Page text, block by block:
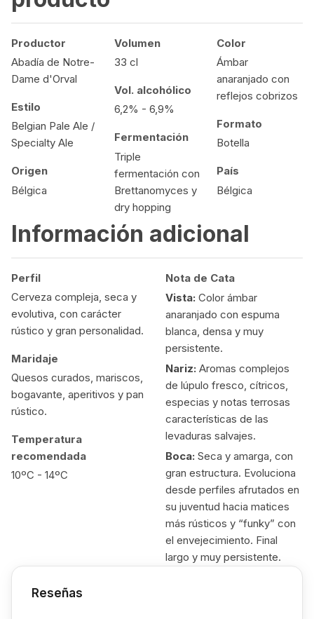
Productor
Abadía de Notre-
Dame d'Orval
Estilo
Belgian Pale Ale /
Specialty Ale
Origen
Bélgica
Volumen
33 cl
Vol. alcohólico
6,2% - 6,9%
Fermentación
Triple
fermentación con
Brettanomyces y
dry hopping
Color
Ámbar
anaranjado con
reflejos cobrizos
Formato
Botella
País
Bélgica
Información adicional
Perfil
Cerveza compleja, seca y
evolutiva, con carácter
rústico y gran personalidad.
Maridaje
Quesos curados, mariscos,
bogavante, aperitivos y pan
rústico.
Temperatura
recomendada
10ºC - 14ºC
Nota de Cata
Vista: Color ámbar
anaranjado con espuma
blanca, densa y muy
persistente.
Nariz: Aromas complejos
de lúpulo fresco, cítricos,
especias y notas terrosas
características de las
levaduras salvajes.
Boca: Seca y amarga, con
gran estructura. Evoluciona
desde perfiles afrutados en
su juventud hacia matices
más rústicos y “funky” con
el envejecimiento. Final
largo y muy persistente.
Reseñas